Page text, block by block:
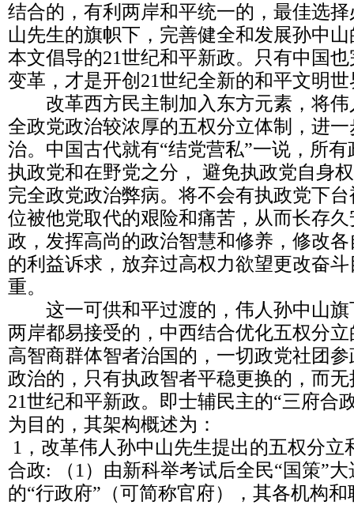
结合的，有利两岸和平统一的，最佳选
山先生的旗帜下，完善健全和发展孙中
本文倡导的21世纪和平新政。只有中国
变革，才是开创21世纪全新的和平文明
改革西方民主制加入东方元素，将伟
全政党政治较浓厚的五权分立体制，进
治。中国古代就有“结党营私”一说，所
执政党和在野党之分， 避免执政党自身
完全政党政治弊病。将不会有执政党下
位被他党取代的艰险和痛苦，从而长存
政，发挥高尚的政治智慧和修养，修改
的利益诉求，放弃过高权力欲望更改奋
重。
这一可供和平过渡的，伟人孙中山旗
两岸都易接受的，中西结合优化五权分
高智商群体智者治国的，一切政党社团
政治的，只有执政智者平稳更换的，而
21世纪和平新政。即士辅民主的“三府合
为目的，其架构概述为：
1，改革伟人孙中山先生提出的五权分立
合政: （1）由新科举考试后全民“国策”
的“行政府”（可简称官府），其各机构